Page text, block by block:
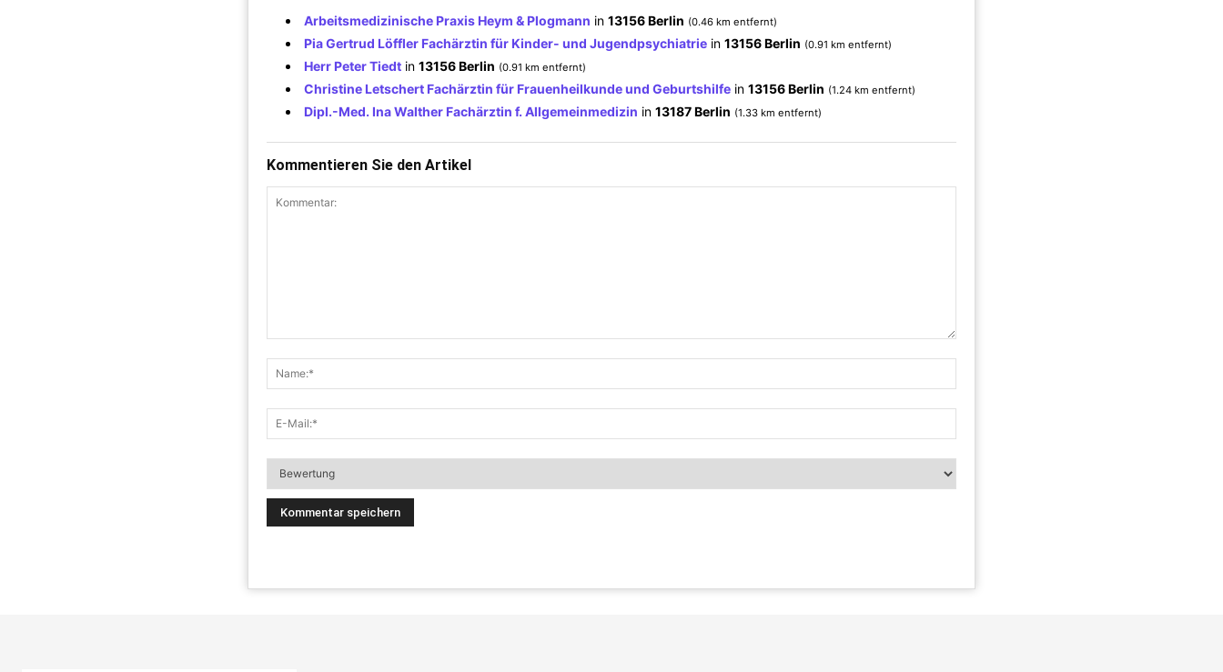
Arbeitsmedizinische Praxis Heym & Plogmann in 13156 Berlin (0.46 km entfernt)
Pia Gertrud Löffler Fachärztin für Kinder- und Jugendpsychiatrie in 13156 Berlin (0.91 km entfernt)
Herr Peter Tiedt in 13156 Berlin (0.91 km entfernt)
Christine Letschert Fachärztin für Frauenheilkunde und Geburtshilfe in 13156 Berlin (1.24 km entfernt)
Dipl.-Med. Ina Walther Fachärztin f. Allgemeinmedizin in 13187 Berlin (1.33 km entfernt)
Kommentieren Sie den Artikel